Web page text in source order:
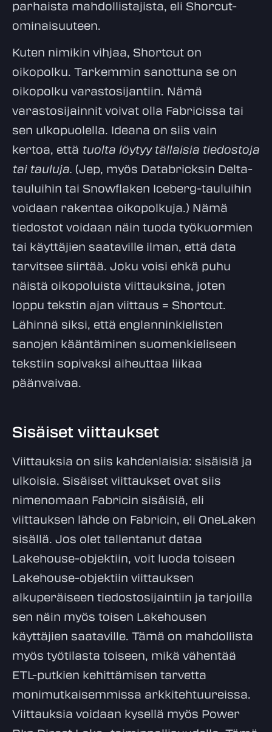
parhaista mahdollistajista, eli Shorcut-
ominaisuuteen.
Kuten nimikin vihjaa, Shortcut on
oikopolku. Tarkemmin sanottuna se on
oikopolku varastosijantiin. Nämä
varastosijainnit voivat olla Fabricissa tai
sen ulkopuolella. Ideana on siis vain
kertoa, että tuolta löytyy tällaisia tiedostoja
tai tauluja. (Jep, myös Databricksin Delta-
tauluihin tai Snowflaken Iceberg-tauluihin
voidaan rakentaa oikopolkuja.) Nämä
tiedostot voidaan näin tuoda työkuormien
tai käyttäjien saataville ilman, että data
tarvitsee siirtää. Joku voisi ehkä puhu
näistä oikopoluista viittauksina, joten
loppu tekstin ajan viittaus = Shortcut.
Lähinnä siksi, että englanninkielisten
sanojen kääntäminen suomenkieliseen
tekstiin sopivaksi aiheuttaa liikaa
päänvaivaa.
Sisäiset viittaukset
Viittauksia on siis kahdenlaisia: sisäisiä ja
ulkoisia. Sisäiset viittaukset ovat siis
nimenomaan Fabricin sisäisiä, eli
viittauksen lähde on Fabricin, eli OneLaken
sisällä. Jos olet tallentanut dataa
Lakehouse-objektiin, voit luoda toiseen
Lakehouse-objektiin viittauksen
alkuperäiseen tiedostosijaintiin ja tarjoilla
sen näin myös toisen Lakehousen
käyttäjien saataville. Tämä on mahdollista
myös työtilasta toiseen, mikä vähentää
ETL-putkien kehittämisen tarvetta
monimutkaisemmissa arkkitehtuureissa.
Viittauksia voidaan kysellä myös Power